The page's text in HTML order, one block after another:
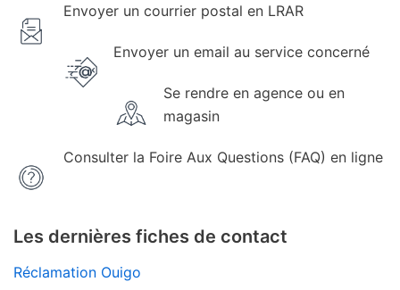
Envoyer un courrier postal en LRAR
Envoyer un email au service concerné
Se rendre en agence ou en
magasin
Consulter la Foire Aux Questions (FAQ) en ligne
Les dernières fiches de contact
Réclamation Ouigo